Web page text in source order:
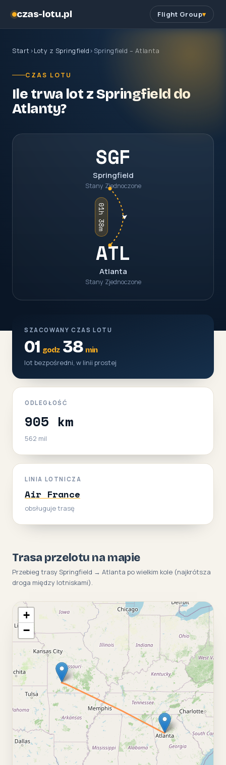
czas-lotu.pl Flight Group
Start ›Loty z Springfield› Springfield – Atlanta
CZAS LOTU
Ile trwa lot z Springfield do
Atlanty?
SGF
Springfield
Stany Zjednoczone
01h 38m
ATL
Atlanta
Stany Zjednoczone
SZACOWANY CZAS LOTU
01 godz38 min
lot bezpośredni, w linii prostej
ODLEGŁOŚĆ
905 km
562 mil
LINIA LOTNICZA
Air France
obsługuje trasę
Trasa przelotu na mapie
Przebieg trasy Springfield → Atlanta po wielkim kole (najkrótsza
droga między lotniskami).
+
−